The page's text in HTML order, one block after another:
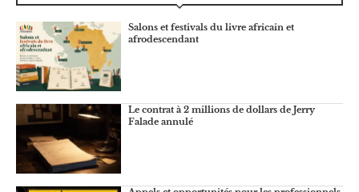
Salons et festivals du livre africain et
afrodescendant
Le contrat à 2 millions de dollars de Jerry
Falade annulé